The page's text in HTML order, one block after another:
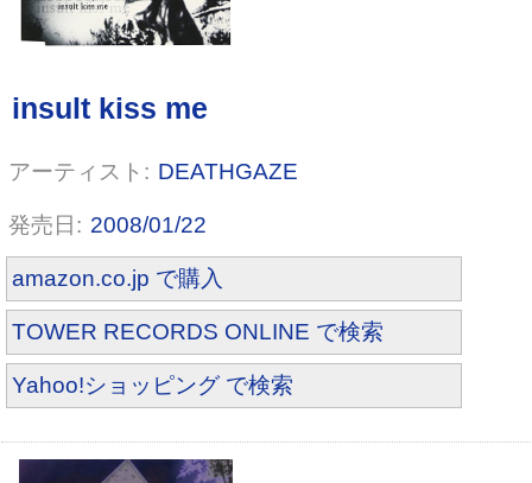
DEATHGAZE
2008/01/22
amazon.co.jp で購入
TOWER RECORDS ONLINE で検索
Yahoo!ショッピング で検索
愛撫(Single Ver.)